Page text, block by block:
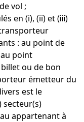
vol ;
en (i), (ii) et (ⅲ)
: au point de
point
ou de bon
émetteur du
est le
appartenant à